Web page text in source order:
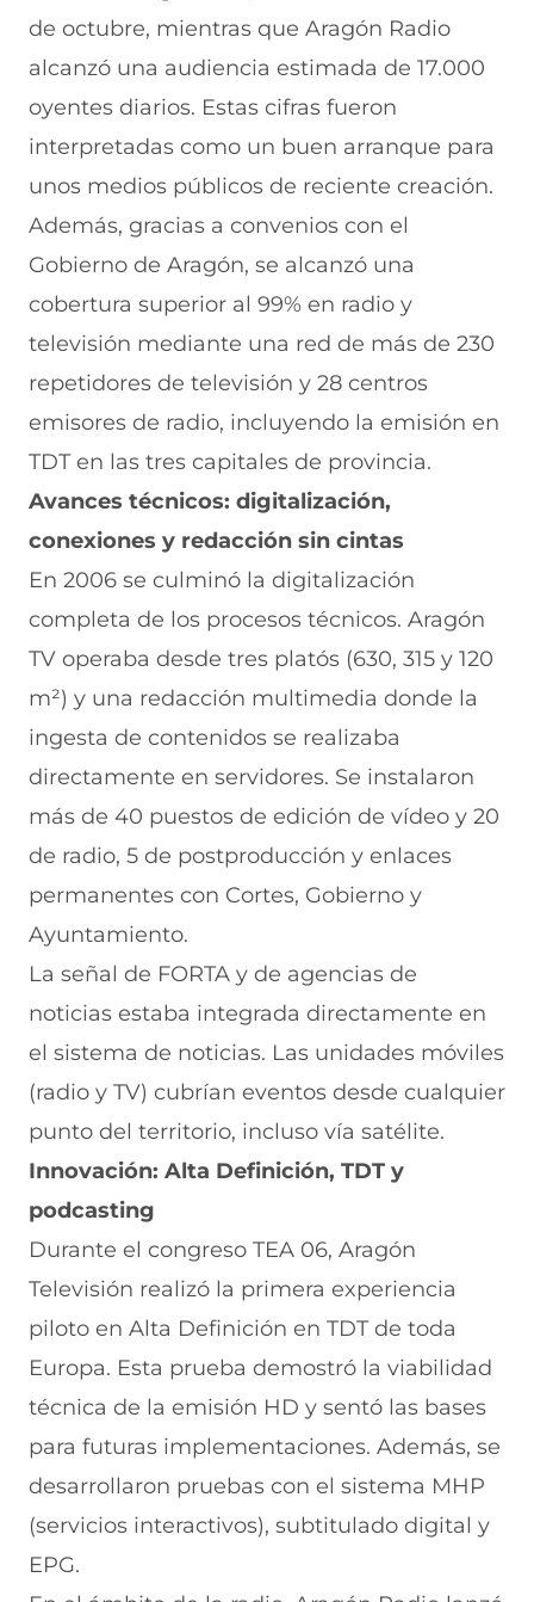
de octubre, mientras que Aragón Radio
alcanzó una audiencia estimada de 17.000
oyentes diarios. Estas cifras fueron
interpretadas como un buen arranque para
unos medios públicos de reciente creación.
Además, gracias a convenios con el
Gobierno de Aragón, se alcanzó una
cobertura superior al 99% en radio y
televisión mediante una red de más de 230
repetidores de televisión y 28 centros
emisores de radio, incluyendo la emisión en
TDT en las tres capitales de provincia.
Avances técnicos: digitalización,
conexiones y redacción sin cintas
En 2006 se culminó la digitalización
completa de los procesos técnicos. Aragón
TV operaba desde tres platós (630, 315 y 120
m²) y una redacción multimedia donde la
ingesta de contenidos se realizaba
directamente en servidores. Se instalaron
más de 40 puestos de edición de vídeo y 20
de radio, 5 de postproducción y enlaces
permanentes con Cortes, Gobierno y
Ayuntamiento.
La señal de FORTA y de agencias de
noticias estaba integrada directamente en
el sistema de noticias. Las unidades móviles
(radio y TV) cubrían eventos desde cualquier
punto del territorio, incluso vía satélite.
Innovación: Alta Definición, TDT y
podcasting
Durante el congreso TEA 06, Aragón
Televisión realizó la primera experiencia
piloto en Alta Definición en TDT de toda
Europa. Esta prueba demostró la viabilidad
técnica de la emisión HD y sentó las bases
para futuras implementaciones. Además, se
desarrollaron pruebas con el sistema MHP
(servicios interactivos), subtitulado digital y
EPG.